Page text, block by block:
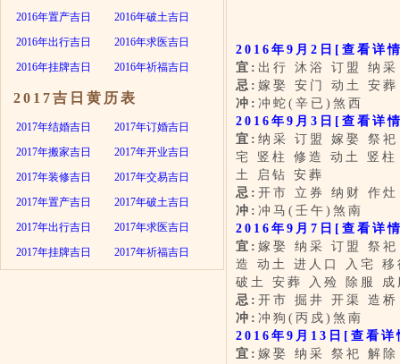
2016年置产吉日
2016年破土吉日
2016年出行吉日
2016年求医吉日
2016年挂牌吉日
2016年祈福吉日
2017吉日黄历表
2017年结婚吉日
2017年订婚吉日
2017年搬家吉日
2017年开业吉日
2017年装修吉日
2017年交易吉日
2017年置产吉日
2017年破土吉日
2017年出行吉日
2017年求医吉日
2017年挂牌吉日
2017年祈福吉日
2016年9月2日 [查看详
宜: 出行 沐浴 订盟 纳
忌: 嫁娶 安门 动土 安葬
冲: 冲蛇(辛已)煞西
2016年9月3日 [查看详
宜: 纳采 订盟 嫁娶 祭
宅 竖柱 修造 动土 竖
土 启钻 安葬
忌: 开市 立券 纳财 作灶
冲: 冲马(壬午)煞南
2016年9月7日 [查看详
宜: 嫁娶 纳采 订盟 祭
造 动土 进人口 入宅
破土 安葬 入殓 除服 成
忌: 开市 掘井 开渠 造
冲: 冲狗(丙戍)煞南
2016年9月13日 [查看
宜: 嫁娶 纳采 祭祀 解